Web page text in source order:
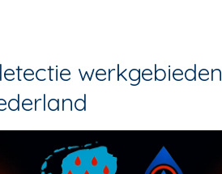
werkgebieden